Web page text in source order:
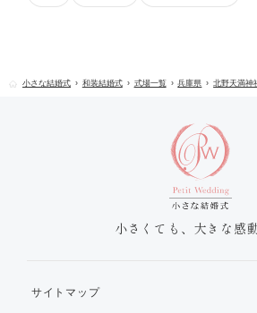
小さな結婚式 和装結婚式 式場一覧 兵庫県 北野天満神
小さくても、大きな感動
サイトマップ